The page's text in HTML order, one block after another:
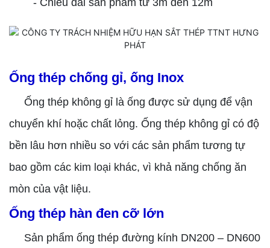
- Chiều dài sản phẩm từ 3m đến 12m
Ống thép chống gỉ, ống Inox
Ống thép không gỉ là ống được sử dụng để vận
chuyển khí hoặc chất lỏng. Ống thép không gỉ có độ
bền lâu hơn nhiều so với các sản phẩm tương tự
bao gồm các kim loại khác, vì khả năng chống ăn
mòn của vật liệu.
Ống thép hàn đen cỡ lớn
Sản phẩm ống thép đường kính DN200 – DN600